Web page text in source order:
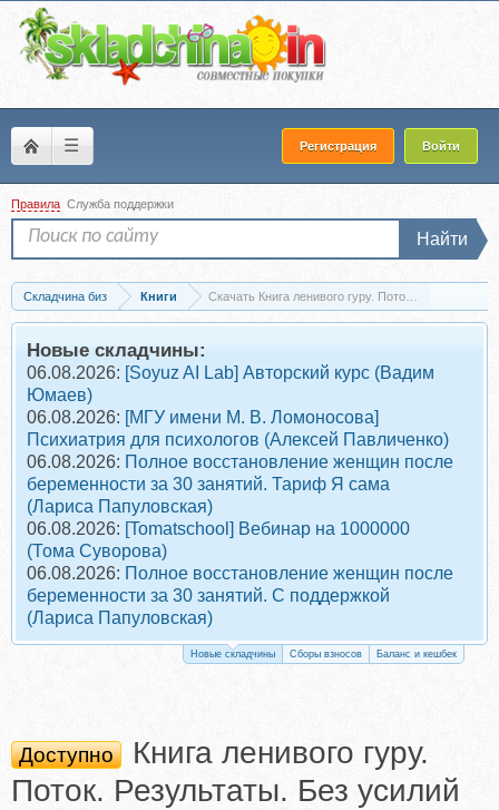
☰ Регистрация Войти
Правила Служба поддержки
Найти
Складчина биз Книги Скачать Книга ленивого гуру. Поток.
Новые складчины:
06.08.2026: [Soyuz AI Lab] Авторский курс (Вадим
Юмаев)
06.08.2026: [МГУ имени М. В. Ломоносова]
Психиатрия для психологов (Алексей Павличенко)
06.08.2026: Полное восстановление женщин после
беременности за 30 занятий. Тариф Я сама
(Лариса Папуловская)
06.08.2026: [Tomatschool] Вебинар на 1000000
(Тома Суворова)
06.08.2026: Полное восстановление женщин после
беременности за 30 занятий. С поддержкой
(Лариса Папуловская)
Новые складчины Сборы взносов Баланс и кешбек
Доступно
Книга ленивого гуру.
Поток. Результаты. Без усилий